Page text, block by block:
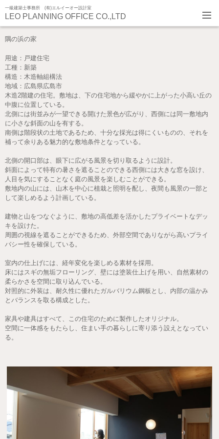
一級建築士事務所 (有)エルイーオー設計室
LEO PLANNING OFFICE CO.,LTD
隅の浜の家
用途：戸建住宅
工種：新築
構造：木造軸組構法
地域：広島県広島市
木造2階建の住宅。敷地は、下の住宅地から緩やかに上がった小高い丘の
中腹に位置している。
北側には街並みが一望できる開けた景色が広がり、西側には同一敷地内
に小さな斜面の山を有する。
南側は階段状の土地であるため、十分な採光は得にくいものの、それを
補って余りある魅力的な敷地条件となっている。
北側の開口部は、眼下に広がる風景を切り取るように設計。
斜面によって特有の暑さを遮ることのできる西側には大きな窓を設け、
人目を気にすることなく庭の風景を楽しむことができる。
敷地内の山には、山木を中心に植栽と照明を配し、夜間も風景の一部と
して楽しめるよう計画している。
建物と山をつなぐように、敷地の高低差を活かしたプライベートなデッ
キを設けた。
周囲の視線を遮ることができるため、外部空間でありながら高いプライ
バシー性を確保している。
室内の仕上げには、経年変化を楽しめる素材を採用。
床にはスギの無垢フローリング、壁には塗装仕上げを用い、自然素材の
柔らかさを空間に取り込んでいる。
対照的に外装は、耐久性に優れたガルバリウム鋼板とし、内部の温かみ
とバランスを取る構成とした。
家具や建具はすべて、この住宅のために製作したオリジナル。
空間に一体感をもたらし、住まい手の暮らしに寄り添う設えとなってい
る。